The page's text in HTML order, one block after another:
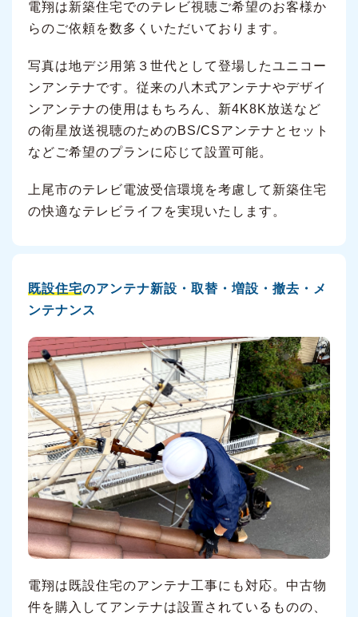
電翔は新築住宅でのテレビ視聴ご希望のお客様か
らのご依頼を数多くいただいております。
写真は地デジ用第３世代として登場したユニコー
ンアンテナです。従来の八木式アンテナやデザイ
ンアンテナの使用はもちろん、新4K8K放送など
の衛星放送視聴のためのBS/CSアンテナとセット
などご希望のプランに応じて設置可能。
上尾市のテレビ電波受信環境を考慮して新築住宅
の快適なテレビライフを実現いたします。
既設住宅のアンテナ新設・取替・増設・撤去・メ
ンテナンス
電翔は既設住宅のアンテナ工事にも対応。中古物
件を購入してアンテナは設置されているものの、